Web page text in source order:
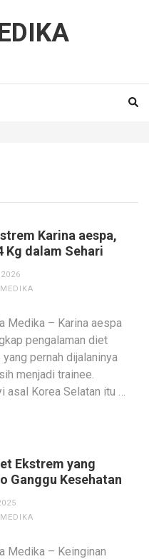
Karina aespa,
Kg dalam Sehari
Medika – Karina aespa
pengalaman diet
pernah dijalaninya
menjadi trainee.
asal Korea Selatan itu …
Ekstrem yang
Ganggu Kesehatan
Medika – Keinginan